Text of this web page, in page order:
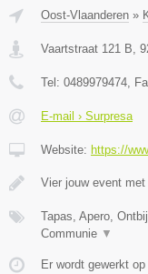
Oost-Vlaanderen »
Vaartstraat 121 B
Tel: 0489979474 ,
E-mail › Surpresa
Website: https://
Vier jouw event met
Tapas, Apero,
Communie ▼
Er wordt gewerkt op